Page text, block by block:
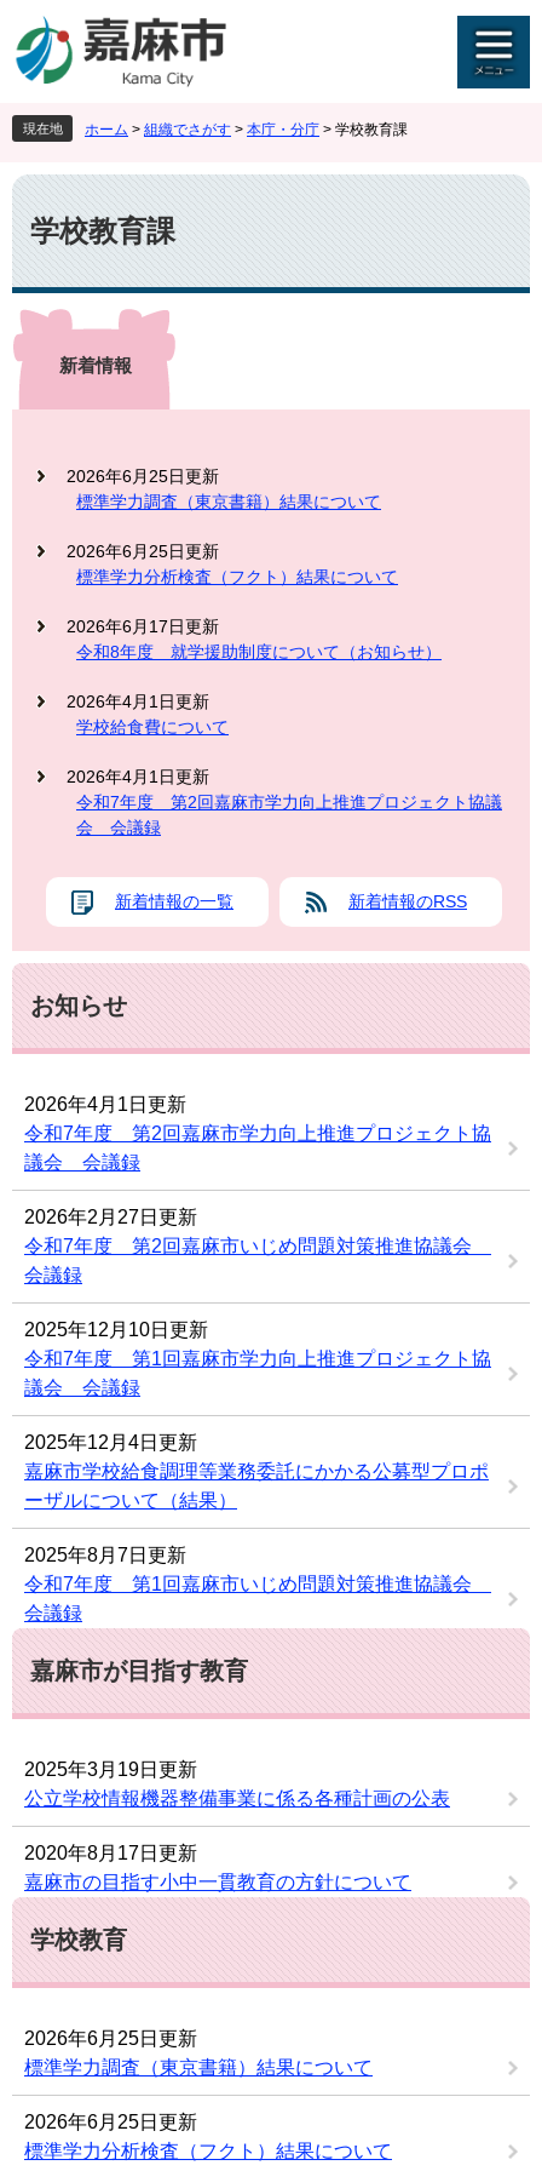
ジ
先
頭
す
。
ュ
を
飛
し
て
本
文
へ
現在地 ホーム > 組織でさがす > 本庁・分庁 > 学校教育課
本
文
学校教育課
新着情報
2026年6月25日更新
標準学力調査（東京書籍）結果について
2026年6月25日更新
標準学力分析検査（フクト）結果について
2026年6月17日更新
令和8年度 就学援助制度について（お知らせ）
2026年4月1日更新
学校給食費について
2026年4月1日更新
令和7年度 第2回嘉麻市学力向上推進プロジェクト協議
会 会議録
新着情報の一覧 新着情報のRSS
お知らせ
2026年4月1日更新
令和7年度 第2回嘉麻市学力向上推進プロジェクト協
議会 会議録
2026年2月27日更新
令和7年度 第2回嘉麻市いじめ問題対策推進協議会
会議録
2025年12月10日更新
令和7年度 第1回嘉麻市学力向上推進プロジェクト協
議会 会議録
2025年12月4日更新
嘉麻市学校給食調理等業務委託にかかる公募型プロポ
ーザルについて（結果）
2025年8月7日更新
令和7年度 第1回嘉麻市いじめ問題対策推進協議会
会議録
嘉麻市が目指す教育
2025年3月19日更新
公立学校情報機器整備事業に係る各種計画の公表
2020年8月17日更新
嘉麻市の目指す小中一貫教育の方針について
学校教育
2026年6月25日更新
標準学力調査（東京書籍）結果について
2026年6月25日更新
標準学力分析検査（フクト）結果について